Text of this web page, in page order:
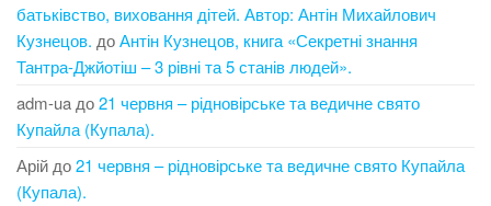
батьківство, виховання дітей. Автор: Антін Михайлович
Кузнецов. доАнтін Кузнецов, книга «Секретні знання
Тантра-Джйотіш – 3 рівні та 5 станів людей».
adm-ua до21 червня – рідновірське та ведичне свято
Купайла (Купала).
Арій до21 червня – рідновірське та ведичне свято Купайла
(Купала).